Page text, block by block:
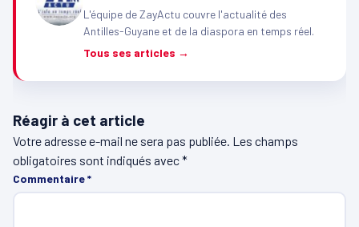
L'équipe de ZayActu couvre l'actualité des
Antilles-Guyane et de la diaspora en temps réel.
Tous ses articles →
Réagir à cet article
Votre adresse e-mail ne sera pas publiée. Les champs
obligatoires sont indiqués avec*
Commentaire*